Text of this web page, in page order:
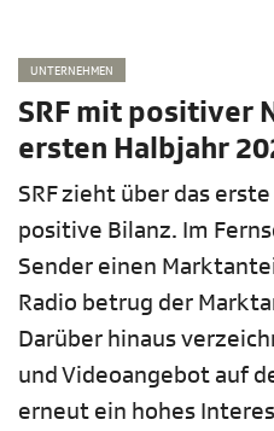
UNTERNEHMEN
SRF mit positiver
ersten Halbjahr
SRF zieht über das
positive Bilanz. Im
Sender einen
Radio betrug der
Darüber hinaus
und Videoangebot auf
erneut ein hohes